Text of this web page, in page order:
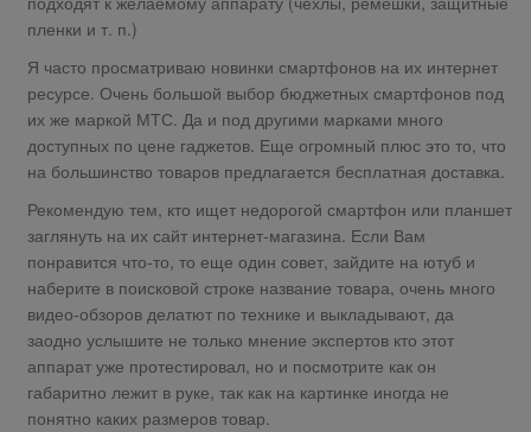
пленки и т. п.)
Я часто просматриваю новинки смартфонов на их интернет
ресурсе. Очень большой выбор бюджетных смартфонов под
их же маркой МТС. Да и под другими марками много
доступных по цене гаджетов. Еще огромный плюс это то, что
на большинство товаров предлагается бесплатная доставка.
Рекомендую тем, кто ищет недорогой смартфон или планшет
заглянуть на их сайт интернет-магазина. Если Вам
понравится что-то, то еще один совет, зайдите на ютуб и
наберите в поисковой строке название товара, очень много
видео-обзоров делатют по технике и выкладывают, да
заодно услышите не только мнение экспертов кто этот
аппарат уже протестировал, но и посмотрите как он
габаритно лежит в руке, так как на картинке иногда не
понятно каких размеров товар.